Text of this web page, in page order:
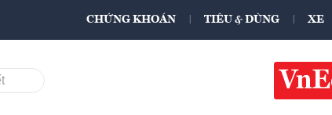
CHỨNG KHOÁN TIÊU & DÙNG XE